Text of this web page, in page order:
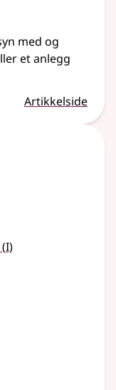
med og
et anlegg
Artikkelside
(1
I)